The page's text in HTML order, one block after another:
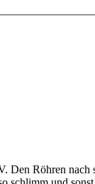
Den Röhren